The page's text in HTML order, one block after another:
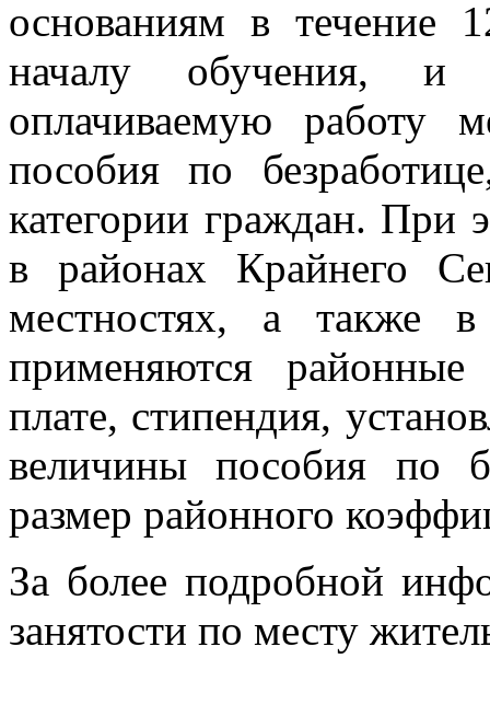
основаниям в течение
началу обучения,
оплачиваемую работу
пособия по
категории граждан.
в районах Крайнего
местностях, а также
применяются
плате, стипендия,
величины пособия по
размер районного
За более подробной
занятости по месту